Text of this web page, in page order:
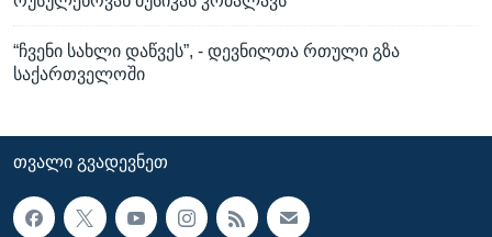
“ჩვენი სახლი დაწვეს”, - დევნილთა რთული გზა
საქართველოში
ᲗᲕᲐᲚᲘ ᲒᲕᲐᲓᲔᲕᲜᲔᲗ